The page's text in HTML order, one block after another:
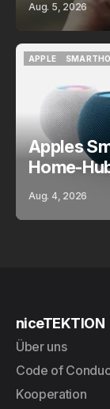
Aug. 5, 2026
APPLE
Apples
Home-
Aug. 4, 2026
niceTEKTION
Über uns
Code of
Kooperation